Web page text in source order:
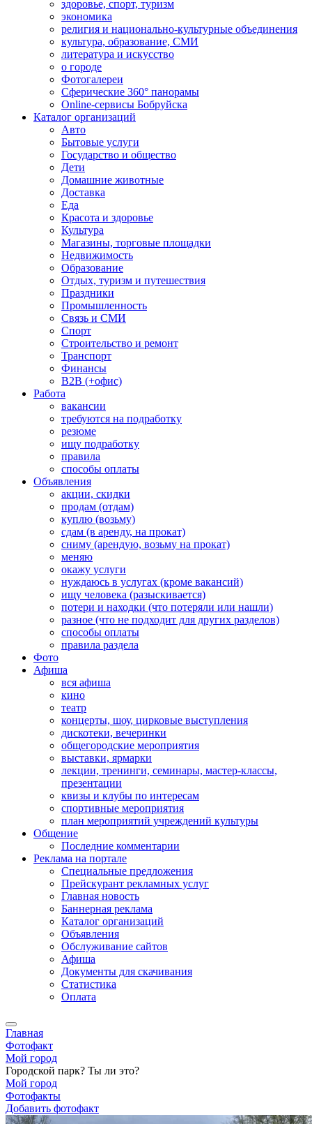
здоровье, спорт, туризм
экономика
религия и национально-культурные объединения
культура, образование, СМИ
литература и искусство
о городе
Фотогалереи
Сферические 360° панорамы
Online-сервисы Бобруйска
Каталог организаций
Авто
Бытовые услуги
Государство и общество
Дети
Домашние животные
Доставка
Еда
Красота и здоровье
Культура
Магазины, торговые площадки
Недвижимость
Образование
Отдых, туризм и путешествия
Праздники
Промышленность
Связь и СМИ
Спорт
Строительство и ремонт
Транспорт
Финансы
B2B (+офис)
Работа
вакансии
требуются на подработку
резюме
ищу подработку
правила
способы оплаты
Объявления
акции, скидки
продам (отдам)
куплю (возьму)
сдам (в аренду, на прокат)
сниму (арендую, возьму на прокат)
меняю
окажу услуги
нуждаюсь в услугах (кроме вакансий)
ищу человека (разыскивается)
потери и находки (что потеряли или нашли)
разное (что не подходит для других разделов)
способы оплаты
правила раздела
Фото
Афиша
вся афиша
кино
театр
концерты, шоу, цирковые выступления
дискотеки, вечеринки
общегородские мероприятия
выставки, ярмарки
лекции, тренинги, семинары, мастер-классы,
презентации
квизы и клубы по интересам
спортивные мероприятия
план мероприятий учреждений культуры
Общение
Последние комментарии
Реклама на портале
Специальные предложения
Прейскурант рекламных услуг
Главная новость
Баннерная реклама
Каталог организаций
Объявления
Обслуживание сайтов
Афиша
Документы для скачивания
Статистика
Оплата
Главная
Фотофакт
Мой город
Городской парк? Ты ли это?
Мой город
Фотофакты
Добавить фотофакт